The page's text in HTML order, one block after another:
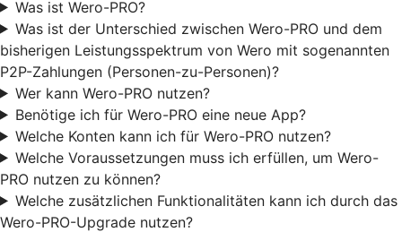
Was ist Wero-PRO?
Was ist der Unterschied zwischen Wero-PRO und dem
bisherigen Leistungsspektrum von Wero mit sogenannten
P2P-Zahlungen (Personen-zu-Personen)?
Wer kann Wero-PRO nutzen?
Benötige ich für Wero-PRO eine neue App?
Welche Konten kann ich für Wero-PRO nutzen?
Welche Voraussetzungen muss ich erfüllen, um Wero-
PRO nutzen zu können?
Welche zusätzlichen Funktionalitäten kann ich durch das
Wero-PRO-Upgrade nutzen?